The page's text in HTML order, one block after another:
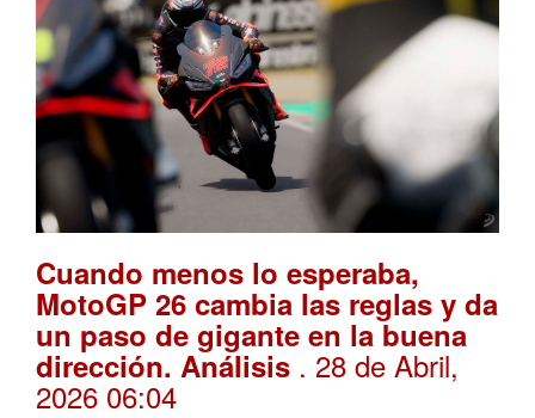
Cuando menos lo esperaba,
MotoGP 26 cambia las reglas y da
un paso de gigante en la buena
dirección. Análisis . 28 de Abril,
2026 06:04